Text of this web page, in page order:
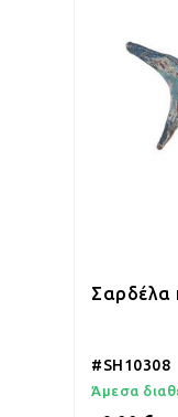
Σαρδέλα
#SH10308
Άμεσα